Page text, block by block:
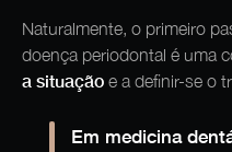
Naturalmente, o primeiro
doença periodontal é uma
a situação e a definir-se o
Em medicina